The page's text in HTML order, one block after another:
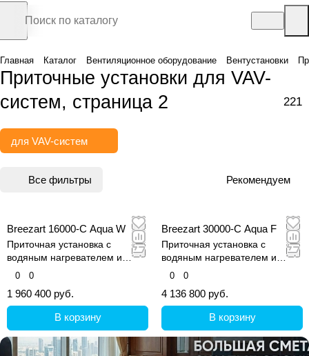
Главная Каталог Вентиляционное оборудование Вентустановки
Приточные установки для VAV-
систем, страница 2
221
для VAV-систем
Все фильтры Рекомендуем
Breezart 16000-C Aqua W
Приточная установка с
водяным нагревателем и
водным охладителем
0 0
1 960 400 руб.
В корзину
Breezart 30000-C Aqua F
Приточная установка с
водяным нагревателем и
фреоновым охладителем
0 0
4 136 800 руб.
В корзину